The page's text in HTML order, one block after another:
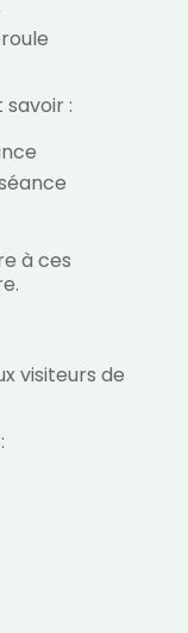
:
à ces
visiteurs de